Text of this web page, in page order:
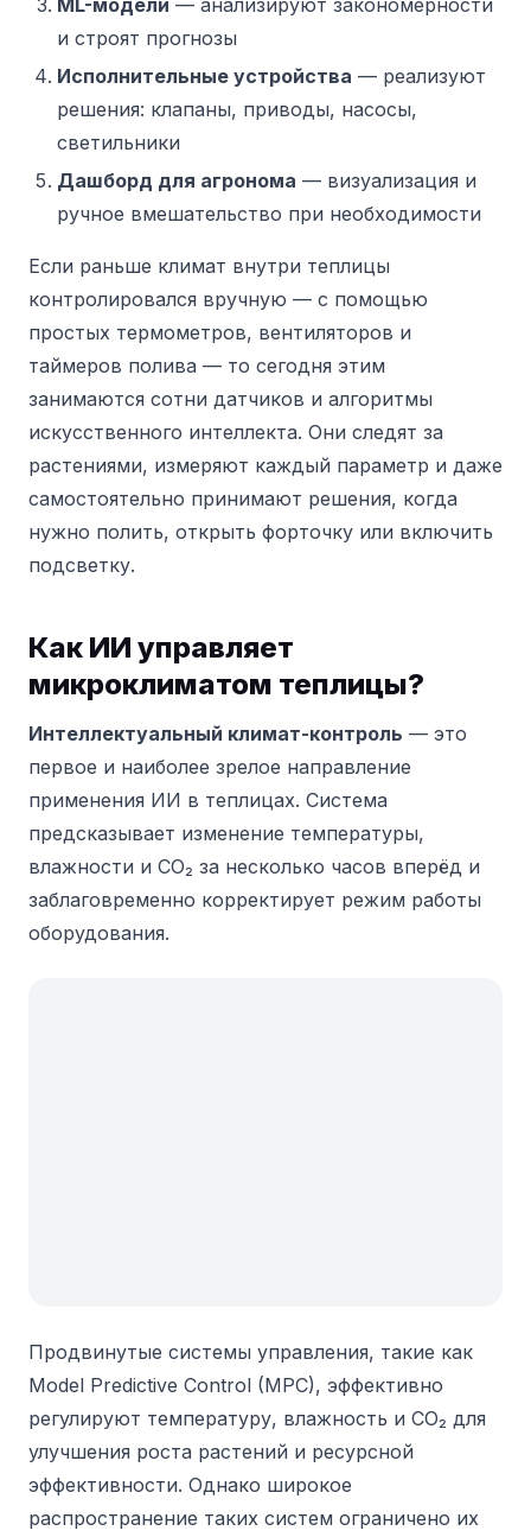
ML-модели — анализируют закономерности
и строят прогнозы
Исполнительные устройства — реализуют
решения: клапаны, приводы, насосы,
светильники
Дашборд для агронома — визуализация и
ручное вмешательство при необходимости
Если раньше климат внутри теплицы
контролировался вручную — с помощью
простых термометров, вентиляторов и
таймеров полива — то сегодня этим
занимаются сотни датчиков и алгоритмы
искусственного интеллекта. Они следят за
растениями, измеряют каждый параметр и даже
самостоятельно принимают решения, когда
нужно полить, открыть форточку или включить
подсветку.
Как ИИ управляет
микроклиматом теплицы?
Интеллектуальный климат-контроль — это
первое и наиболее зрелое направление
применения ИИ в теплицах. Система
предсказывает изменение температуры,
влажности и CO₂ за несколько часов вперёд и
заблаговременно корректирует режим работы
оборудования.
Продвинутые системы управления, такие как
Model Predictive Control (MPC), эффективно
регулируют температуру, влажность и CO₂ для
улучшения роста растений и ресурсной
эффективности. Однако широкое
распространение таких систем ограничено их